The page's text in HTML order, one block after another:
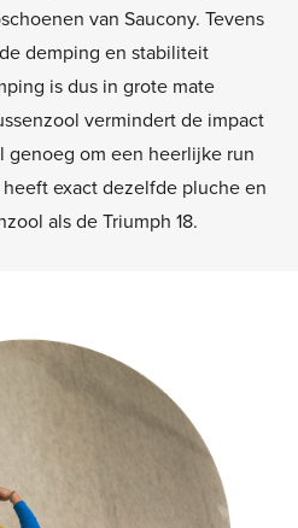
van Saucony. Tevens
demping en stabiliteit
is dus in grote mate
vermindert de impact
om een heerlijke run
exact dezelfde pluche en
als de Triumph 18.